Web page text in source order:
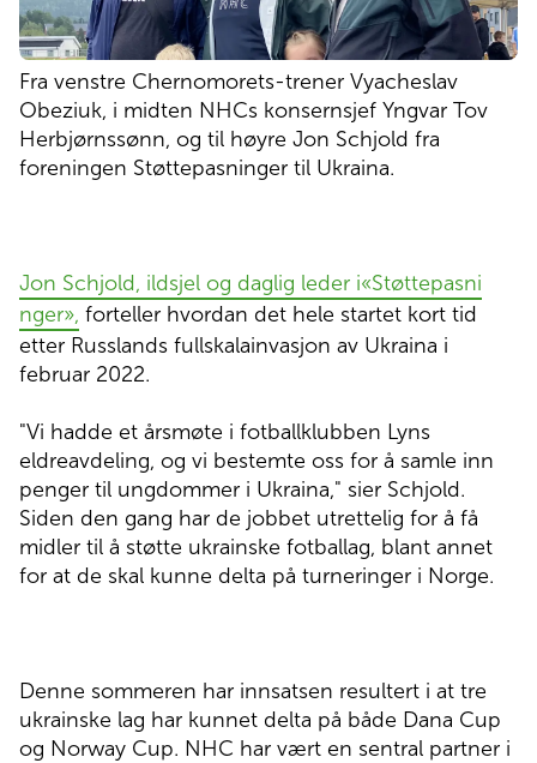
Fra venstre Chernomorets-trener Vyacheslav
Obeziuk, i midten NHCs konsernsjef Yngvar Tov
Herbjørnssønn, og til høyre Jon Schjold fra
foreningen Støttepasninger til Ukraina.
Jon Schjold, ildsjel og daglig leder i«Støttepasni
nger», forteller hvordan det hele startet kort tid
etter Russlands fullskalainvasjon av Ukraina i
februar 2022.
"Vi hadde et årsmøte i fotballklubben Lyns
eldreavdeling, og vi bestemte oss for å samle inn
penger til ungdommer i Ukraina," sier Schjold.
Siden den gang har de jobbet utrettelig for å få
midler til å støtte ukrainske fotballag, blant annet
for at de skal kunne delta på turneringer i Norge.
Denne sommeren har innsatsen resultert i at tre
ukrainske lag har kunnet delta på både Dana Cup
og Norway Cup. NHC har vært en sentral partner i